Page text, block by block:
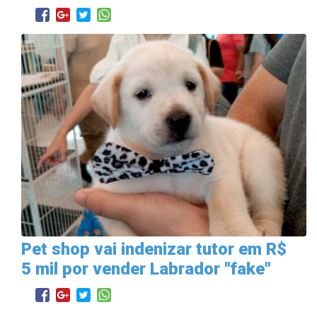
Pet shop vai indenizar tutor em R$
5 mil por vender Labrador "fake"